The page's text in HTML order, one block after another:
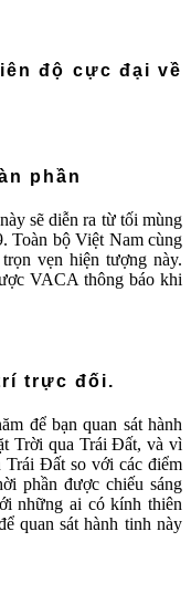
độ cực đại về
phần
sẽ diễn ra từ tối mùng
Toàn bộ Việt Nam cùng
vẹn hiện tượng này.
VACA thông báo khi
trực đối.
để bạn quan sát hành
Trời qua Trái Đất, và vì
Trái Đất so với các điểm
phần được chiếu sáng
những ai có kính thiên
quan sát hành tinh này